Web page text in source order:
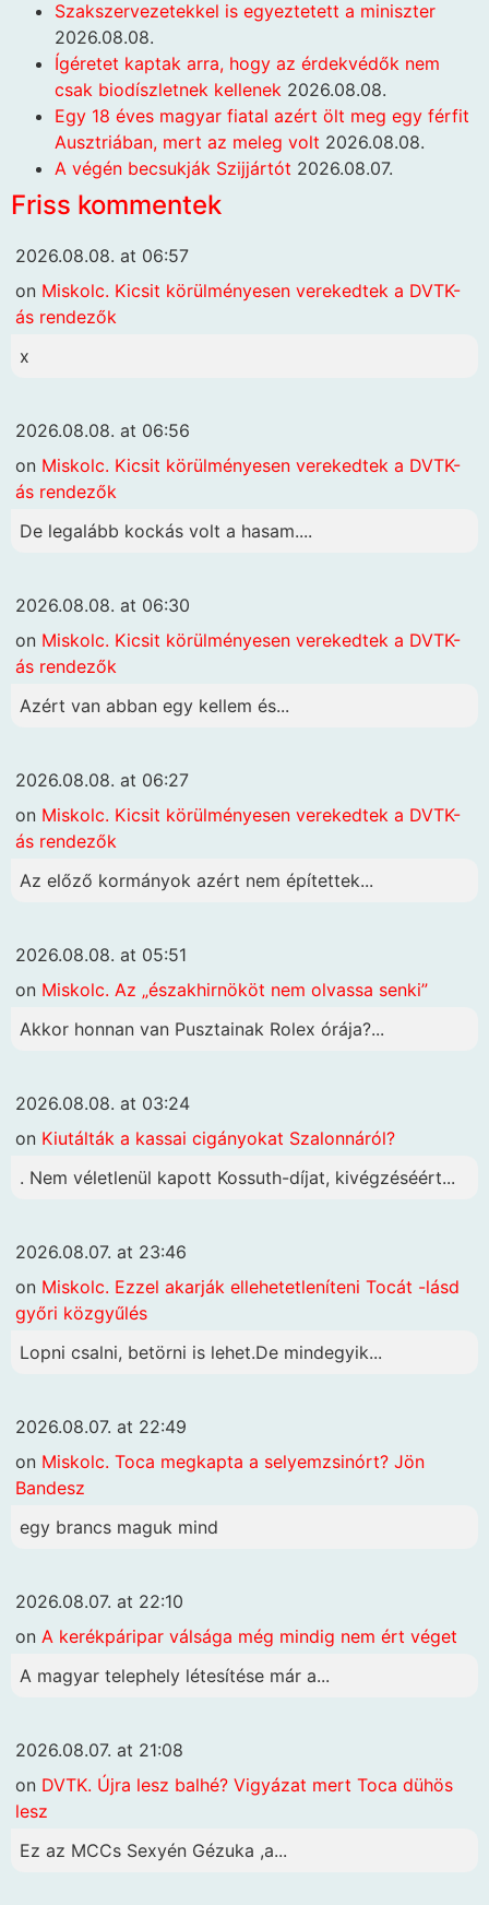
Szakszervezetekkel is egyeztetett a miniszter
2026.08.08.
Ígéretet kaptak arra, hogy az érdekvédők nem
csak biodíszletnek kellenek 2026.08.08.
Egy 18 éves magyar fiatal azért ölt meg egy férfit
Ausztriában, mert az meleg volt 2026.08.08.
A végén becsukják Szijjártót 2026.08.07.
Friss kommentek
2026.08.08. at 06:57
on Miskolc. Kicsit körülményesen verekedtek a DVTK-
ás rendezők
x
2026.08.08. at 06:56
on Miskolc. Kicsit körülményesen verekedtek a DVTK-
ás rendezők
De legalább kockás volt a hasam....
2026.08.08. at 06:30
on Miskolc. Kicsit körülményesen verekedtek a DVTK-
ás rendezők
Azért van abban egy kellem és...
2026.08.08. at 06:27
on Miskolc. Kicsit körülményesen verekedtek a DVTK-
ás rendezők
Az előző kormányok azért nem építettek...
2026.08.08. at 05:51
on Miskolc. Az „északhirnököt nem olvassa senki”
Akkor honnan van Pusztainak Rolex órája?...
2026.08.08. at 03:24
on Kiutálták a kassai cigányokat Szalonnáról?
. Nem véletlenül kapott Kossuth-díjat, kivégzéséért...
2026.08.07. at 23:46
on Miskolc. Ezzel akarják ellehetetleníteni Tocát -lásd
győri közgyűlés
Lopni csalni, betörni is lehet.De mindegyik...
2026.08.07. at 22:49
on Miskolc. Toca megkapta a selyemzsinórt? Jön
Bandesz
egy brancs maguk mind
2026.08.07. at 22:10
on A kerékpáripar válsága még mindig nem ért véget
A magyar telephely létesítése már a...
2026.08.07. at 21:08
on DVTK. Újra lesz balhé? Vigyázat mert Toca dühös
lesz
Ez az MCCs Sexyén Gézuka ,a...